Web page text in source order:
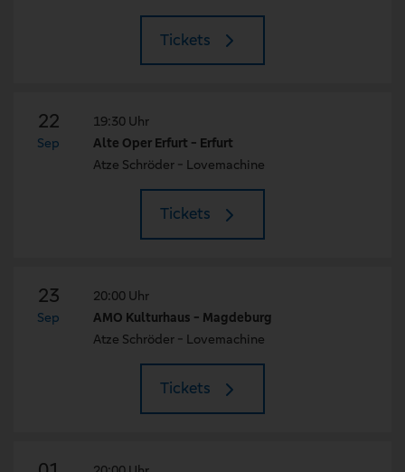
Tickets
22
Sep
19:30 Uhr
Alte Oper Erfurt - Erfurt
Atze Schröder - Lovemachine
Tickets
23
Sep
20:00 Uhr
AMO Kulturhaus - Magdeburg
Atze Schröder - Lovemachine
Tickets